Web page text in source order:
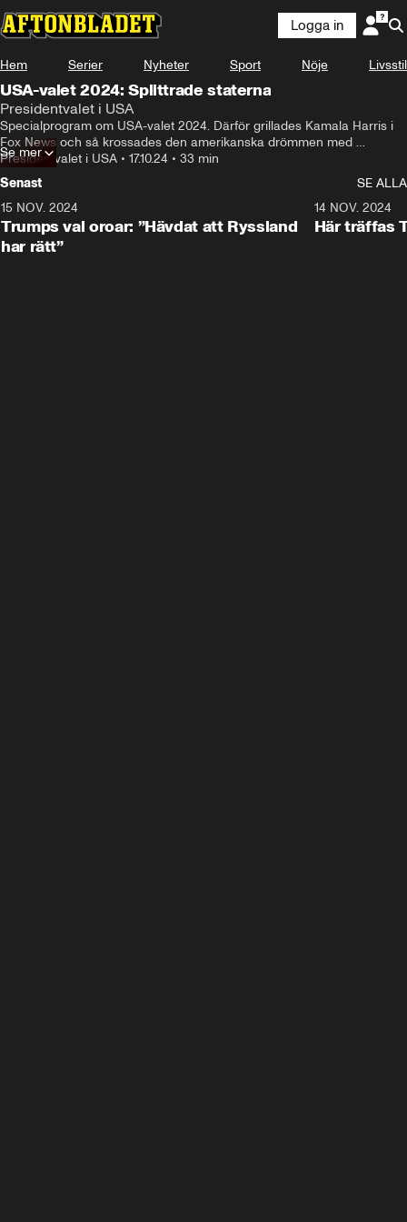
Logga in
Hem Serier Nyheter Sport Nöje Livsstil
USA-valet 2024: Splittrade staterna
Presidentvalet i USA
Specialprogram om USA-valet 2024. Därför grillades Kamala Harris i
Fox News och så krossades den amerikanska drömmen med
polarisering och fattigdom.
Programledare Jenny Ågren. Experter: Wolfgang Hansson och Maria
Karlsson.
Presidentvalet i USA • 17.10.24 • 33 min
Se mer
Senast
SE ALLA
15 NOV. 2024
Trumps val oroar: ”Hävdat att Ryssland
har rätt”
14 NOV. 2024
Här träffas